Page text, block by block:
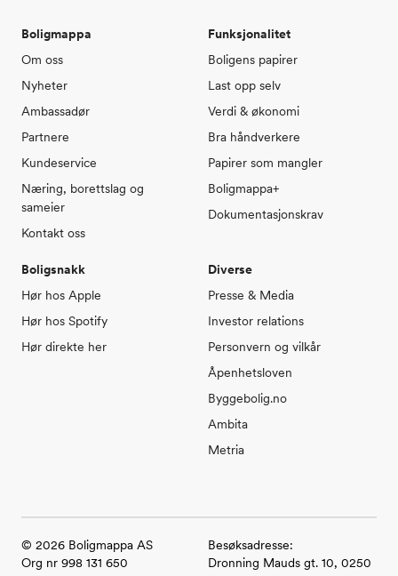
Boligmappa
Om oss
Nyheter
Ambassadør
Partnere
Kundeservice
Næring, borettslag og
sameier
Kontakt oss
Funksjonalitet
Boligens papirer
Last opp selv
Verdi & økonomi
Bra håndverkere
Papirer som mangler
Boligmappa+
Dokumentasjonskrav
Boligsnakk
Hør hos Apple
Hør hos Spotify
Hør direkte her
Diverse
Presse & Media
Investor relations
Personvern og vilkår
Åpenhetsloven
Byggebolig.no
Ambita
Metria
© 2026 Boligmappa AS
Org nr 998 131 650
Besøksadresse:
Dronning Mauds gt. 10, 0250